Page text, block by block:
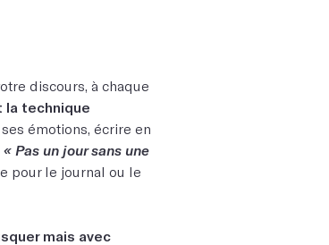
discours, à chaque
la technique
émotions, écrire en
« Pas un jour sans une
pour le journal ou le
mais avec